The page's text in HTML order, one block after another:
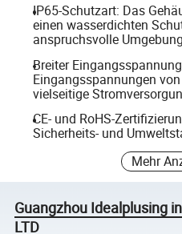
IP65-Schutzart: Das
einen wasserdichten
anspruchsvolle
Breiter
Eingangsspannungen
vielseitige
CE- und RoHS-
Sicherheits- und
Mehr
Guangzhou Idealplusing
LTD